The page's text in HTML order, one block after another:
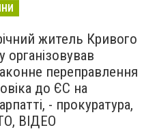
житель Кривого
організовував
переправлення
до ЄС на
- прокуратура,
ВІДЕО